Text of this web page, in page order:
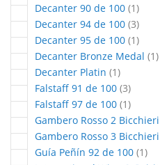
Decanter 90 de 100 1article
Decanter 94 de 100 3
Decanter 95 de 100 1article
Decanter Bronze Medal 1
Decanter Platin 1article
Falstaff 91 de 100 3articles
Falstaff 97 de 100 1article
Gambero Rosso 2 Bicchieri
Gambero Rosso 3 Bicchieri
Guía Peñín 92 de 100 1